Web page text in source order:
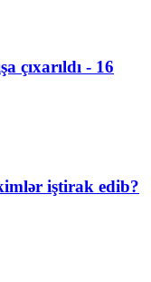
çıxarıldı - 16
iştirak edib?